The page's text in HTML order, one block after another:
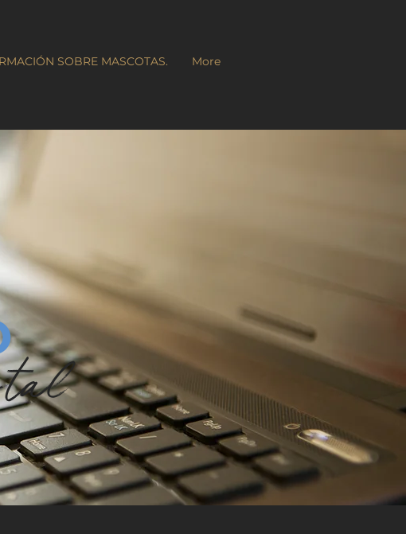
SOBRE MASCOTAS. More